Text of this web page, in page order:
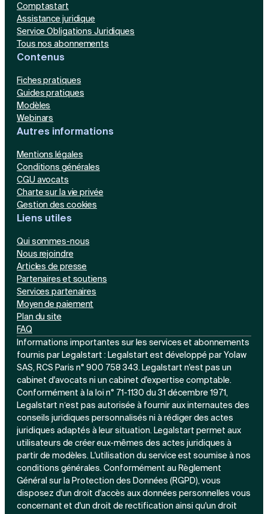
Comptastart
Assistance juridique
Service Obligations Juridiques
Tous nos abonnements
Contenus
Fiches pratiques
Guides pratiques
Modèles
Webinars
Autres informations
Mentions légales
Conditions générales
CGU avocats
Charte sur la vie privée
Gestion des cookies
Liens utiles
Qui sommes-nous
Nous rejoindre
Articles de presse
Partenaires et soutiens
Services partenaires
Moyen de paiement
Plan du site
FAQ
Informations importantes sur les services et abonnements
fournis par Legalstart : Legalstart est développé par Yolaw
SAS, RCS Paris n° 900 758 343. Legalstart n'est pas un
cabinet d'avocats ni un cabinet d'expertise comptable.
Conformément à la loi n° 71-1130 du 31 décembre 1971,
Legalstart n’est pas autorisée à fournir aux internautes des
conseils juridiques personnalisés ni à rédiger des actes
juridiques adaptés à leur situation. Legalstart permet aux
utilisateurs de créer eux-mêmes des actes juridiques à
partir de modèles. L'utilisation du service est soumise à nos
conditions générales. Conformément au Règlement
Général sur la Protection des Données (RGPD), vous
disposez d'un droit d'accès aux données personnelles vous
concernant et d'un droit de rectification ainsi qu'un droit